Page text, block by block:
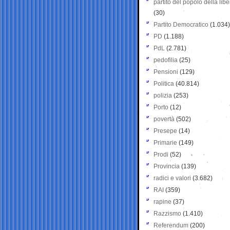
partito del popolo della
(30)
Partito Democratico (1.034)
PD (1.188)
PdL (2.781)
pedofilia (25)
Pensioni (129)
Politica (40.814)
polizia (253)
Porto (12)
povertà (502)
Presepe (14)
Primarie (149)
Prodi (52)
Provincia (139)
radici e valori (3.682)
RAI (359)
rapine (37)
Razzismo (1.410)
Referendum (200)